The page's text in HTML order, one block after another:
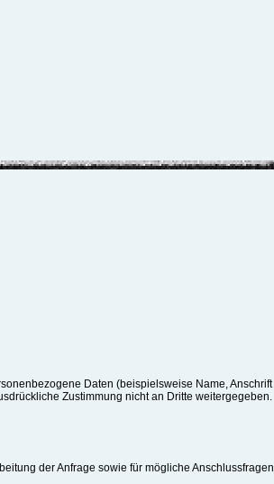
Daten (beispielsweise Name, Anschrift
Zustimmung nicht an Dritte weitergegeben.
der Anfrage sowie für mögliche Anschlussfragen